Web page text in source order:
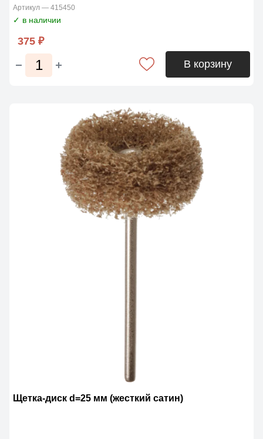
Артикул — 415450
✓ в наличии
375 ₽
В корзину
Щетка-диск d=25 мм (жесткий сатин)